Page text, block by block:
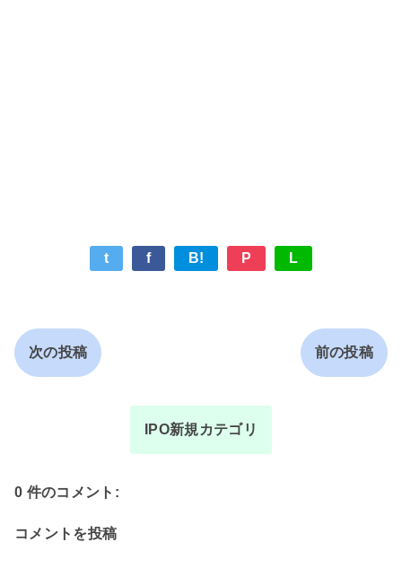
t f B! P L
次の投稿 前の投稿
IPO新規カテゴリ
0 件のコメント:
コメントを投稿